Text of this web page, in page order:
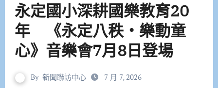
永定國小深耕國樂教育20
年 《永定八秩・樂動童
心》音樂會7月8日登場
By 新聞聯訪中心 7 月 7, 2026